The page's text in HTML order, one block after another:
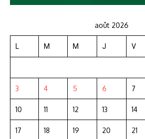
août 2026
L M M J V
3 4 5 6 7
10 11 12 13 14
17 18 19 20 21